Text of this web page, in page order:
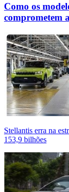
Como os
comprometem
Stellantis erra na
153,9 bilhões